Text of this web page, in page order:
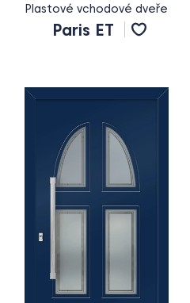
Plastové vchodové dveře
Paris ET